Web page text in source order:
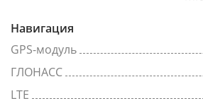
Навигация
GPS-модуль
ГЛОНАСС
LTE